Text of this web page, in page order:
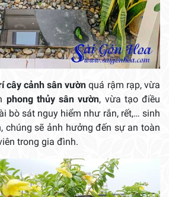
cây cảnh sân vườn quá rậm rạp, vừa
phong thủy sân vườn, vừa tạo điều
bò sát nguy hiểm như rắn, rết,… sinh
chúng sẽ ảnh hưởng đến sự an toàn
trong gia đình.